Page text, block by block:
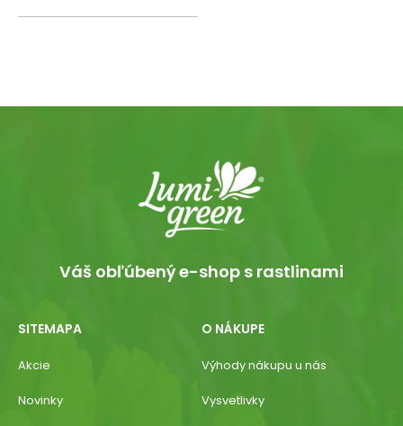
Váš obľúbený e-shop s rastlinami
SITEMAPA
Akcie
Novinky
O NÁKUPE
Výhody nákupu u nás
Vysvetlivky